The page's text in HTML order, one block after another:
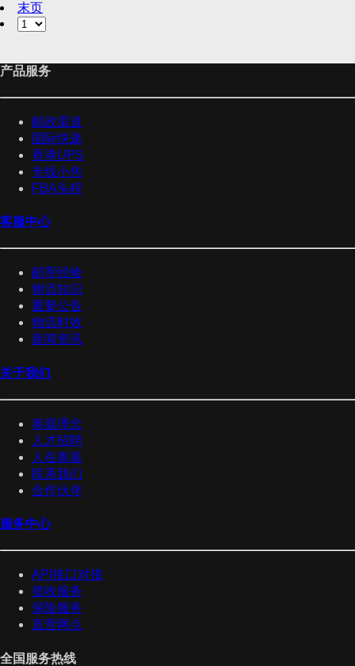
末页
产品服务
邮政渠道
国际快递
香港UPS
专线小包
FBA头程
客服中心
邮寄经验
物流知识
重要公告
物流时效
新闻资讯
关于我们
泰嘉理念
人才招聘
人在泰嘉
联系我们
合作伙伴
服务中心
API接口对接
揽收服务
保险服务
直营网点
全国服务热线